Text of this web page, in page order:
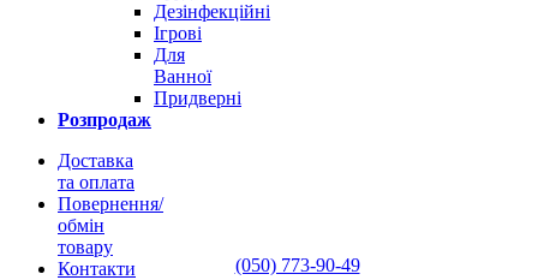
Дезінфекційні
Ігрові
Для
Ванної
Придверні
Розпродаж
Доставка
та оплата
Повернення/
обмін
товару
Контакти
(050) 773-90-49